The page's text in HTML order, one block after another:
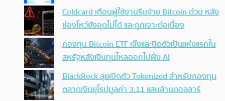
Coldcard เตือนผู้ใช้งานรีบย้าย Bitcoin ด่วน หลัง
ช่องโหว่ยังอุดไม่ได้ และถูกเจาะต่อเนื่อง
กองทุน Bitcoin ETF เจ๊งและปิดตัวเป็นแห่งแรกใน
สหรัฐหลังเงินทุนไหลออกไปฝั่ง AI
BlackRock ลุยเปิดตัว Tokenized สำหรับกองทุน
ตลาดเงินยุโรปมูลค่า 3.11 แสนล้านดอลลาร์